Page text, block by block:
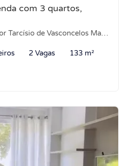
com 3 quartos,
Vasconcelos Maia, 2163 - Pajuçara, Natal-RN
2 Vagas 133 m²